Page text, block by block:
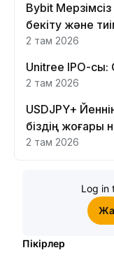
Bybit
бекіту және
2 там 2026
Unitree IPO-сы:
2 там 2026
USDJPY+
біздің жоғары
2 там 2026
Log in
Пікірлер